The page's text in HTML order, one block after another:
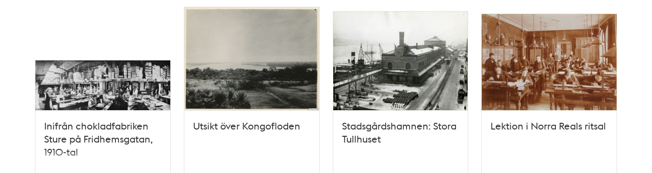
Inifrån chokladfabriken
Sture på Fridhemsgatan,
1910-tal
Utsikt över Kongofloden
Stadsgårdshamnen: Stora
Tullhuset
Lektion i Norra Reals ritsal